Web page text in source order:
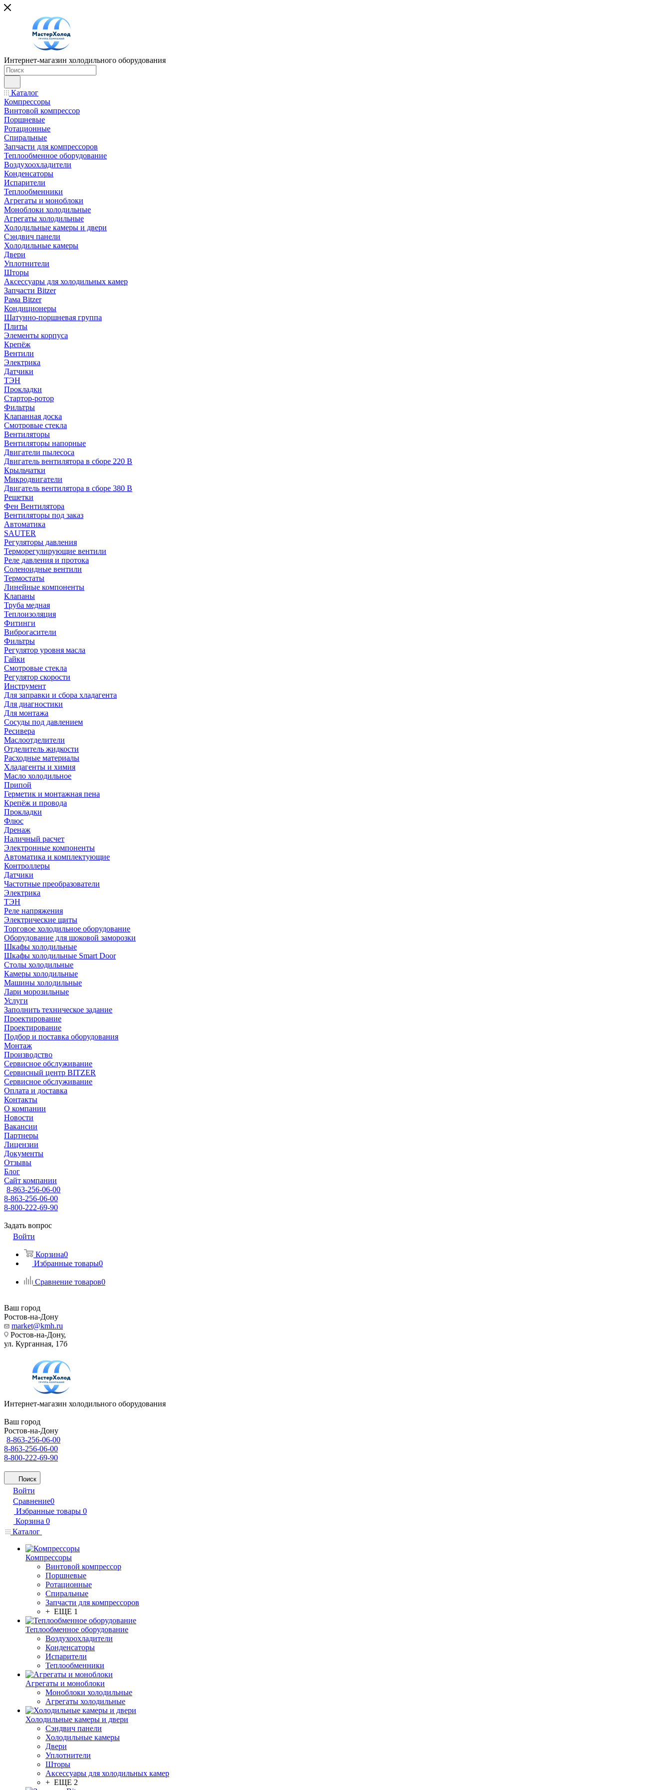
Интернет-магазин холодильного оборудования
Каталог
Компрессоры
Винтовой компрессор
Поршневые
Ротационные
Спиральные
Запчасти для компрессоров
Теплообменное оборудование
Воздухоохладители
Конденсаторы
Испарители
Теплообменники
Агрегаты и моноблоки
Моноблоки холодильные
Агрегаты холодильные
Холодильные камеры и двери
Сэндвич панели
Холодильные камеры
Двери
Уплотнители
Шторы
Аксессуары для холодильных камер
Запчасти Bitzer
Рама Bitzer
Кондиционеры
Шатунно-поршневая группа
Плиты
Элементы корпуса
Крепёж
Вентили
Электрика
Датчики
ТЭН
Прокладки
Стартор-ротор
Фильтры
Клапанная доска
Смотровые стекла
Вентиляторы
Вентиляторы напорные
Двигатели пылесоса
Двигатель вентилятора в сборе 220 В
Крыльчатки
Микродвигатели
Двигатель вентилятора в сборе 380 В
Решетки
Фен Вентилятора
Вентиляторы под заказ
Автоматика
SAUTER
Регуляторы давления
Терморегулирующие вентили
Реле давления и протока
Соленоидные вентили
Термостаты
Линейные компоненты
Клапаны
Труба медная
Теплоизоляция
Фитинги
Виброгасители
Фильтры
Регулятор уровня масла
Гайки
Смотровые стекла
Регулятор скорости
Инструмент
Для заправки и сбора хладагента
Для диагностики
Для монтажа
Сосуды под давлением
Ресивера
Маслоотделители
Отделитель жидкости
Расходные материалы
Хладагенты и химия
Масло холодильное
Припой
Герметик и монтажная пена
Крепёж и провода
Прокладки
Флюс
Дренаж
Наличный расчет
Электронные компоненты
Автоматика и комплектующие
Контроллеры
Датчики
Частотные преобразователи
Электрика
ТЭН
Реле напряжения
Электрические щиты
Торговое холодильное оборудование
Оборудование для шоковой заморозки
Шкафы холодильные
Шкафы холодильные Smart Door
Столы холодильные
Камеры холодильные
Машины холодильные
Лари морозильные
Услуги
Заполнить техническое задание
Проектирование
Проектирование
Подбор и поставка оборудования
Монтаж
Производство
Сервисное обслуживание
Сервисный центр BITZER
Сервисное обслуживание
Оплата и доставка
Контакты
О компании
Новости
Вакансии
Партнеры
Лицензии
Документы
Отзывы
Блог
Сайт компании
8-863-256-06-00
8-863-256-06-00
8-800-222-69-90
Задать вопрос
Войти
Корзина0
Избранные товары0
Сравнение товаров0
Ваш город
Ростов-на-Дону
market@kmh.ru
Ростов-на-Дону,
ул. Курганная, 17б
Интернет-магазин холодильного оборудования
Ваш город
Ростов-на-Дону
8-863-256-06-00
8-863-256-06-00
8-800-222-69-90
Поиск
Войти
Сравнение0
Избранные товары 0
Корзина 0
Каталог
Компрессоры
Винтовой компрессор
Поршневые
Ротационные
Спиральные
Запчасти для компрессоров
+ ЕЩЕ 1
Теплообменное оборудование
Воздухоохладители
Конденсаторы
Испарители
Теплообменники
Агрегаты и моноблоки
Моноблоки холодильные
Агрегаты холодильные
Холодильные камеры и двери
Сэндвич панели
Холодильные камеры
Двери
Уплотнители
Шторы
Аксессуары для холодильных камер
+ ЕЩЕ 2